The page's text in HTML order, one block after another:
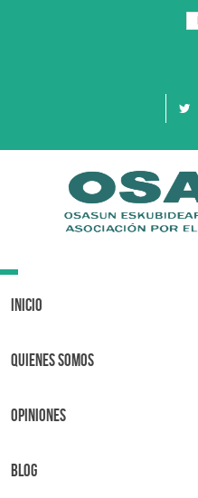
Toggle
Inicio
Quienes Somos
OPINIONES
BLOG